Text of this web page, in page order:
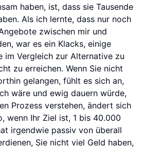
haben, ist, dass sie Tausende
Als ich lernte, dass nur noch
zwischen mir und
war es ein Klacks, einige
im Vergleich zur Alternative zu
zu erreichen. Wenn Sie nicht
gelangen, fühlt es sich an,
wäre und ewig dauern würde,
Prozess verstehen, ändert sich
wenn Ihr Ziel ist, 1 bis 40.000
irgendwie passiv von überall
Sie nicht viel Geld haben,